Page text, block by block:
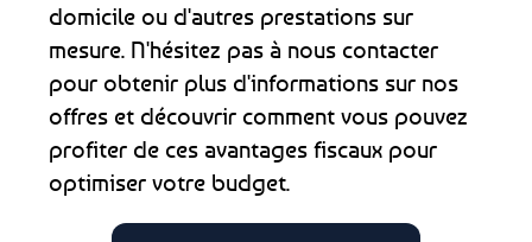
domicile ou d'autres prestations sur
mesure. N'hésitez pas à nous contacter
pour obtenir plus d'informations sur nos
offres et découvrir comment vous pouvez
profiter de ces avantages fiscaux pour
optimiser votre budget.